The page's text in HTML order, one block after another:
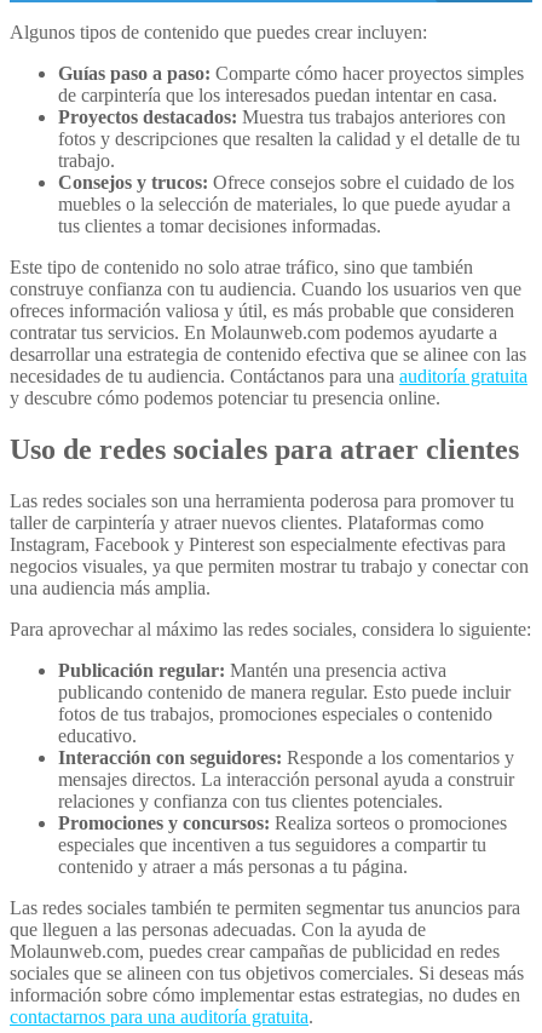
Algunos tipos de contenido que puedes crear incluyen:
Guías paso a paso: Comparte cómo hacer proyectos simples
de carpintería que los interesados puedan intentar en casa.
Proyectos destacados: Muestra tus trabajos anteriores con
fotos y descripciones que resalten la calidad y el detalle de tu
trabajo.
Consejos y trucos: Ofrece consejos sobre el cuidado de los
muebles o la selección de materiales, lo que puede ayudar a
tus clientes a tomar decisiones informadas.
Este tipo de contenido no solo atrae tráfico, sino que también
construye confianza con tu audiencia. Cuando los usuarios ven que
ofreces información valiosa y útil, es más probable que consideren
contratar tus servicios. En Molaunweb.com podemos ayudarte a
desarrollar una estrategia de contenido efectiva que se alinee con las
necesidades de tu audiencia. Contáctanos para una auditoría gratuita
y descubre cómo podemos potenciar tu presencia online.
Uso de redes sociales para atraer clientes
Las redes sociales son una herramienta poderosa para promover tu
taller de carpintería y atraer nuevos clientes. Plataformas como
Instagram, Facebook y Pinterest son especialmente efectivas para
negocios visuales, ya que permiten mostrar tu trabajo y conectar con
una audiencia más amplia.
Para aprovechar al máximo las redes sociales, considera lo siguiente:
Publicación regular: Mantén una presencia activa
publicando contenido de manera regular. Esto puede incluir
fotos de tus trabajos, promociones especiales o contenido
educativo.
Interacción con seguidores: Responde a los comentarios y
mensajes directos. La interacción personal ayuda a construir
relaciones y confianza con tus clientes potenciales.
Promociones y concursos: Realiza sorteos o promociones
especiales que incentiven a tus seguidores a compartir tu
contenido y atraer a más personas a tu página.
Las redes sociales también te permiten segmentar tus anuncios para
que lleguen a las personas adecuadas. Con la ayuda de
Molaunweb.com, puedes crear campañas de publicidad en redes
sociales que se alineen con tus objetivos comerciales. Si deseas más
información sobre cómo implementar estas estrategias, no dudes en
contactarnos para una auditoría gratuita.